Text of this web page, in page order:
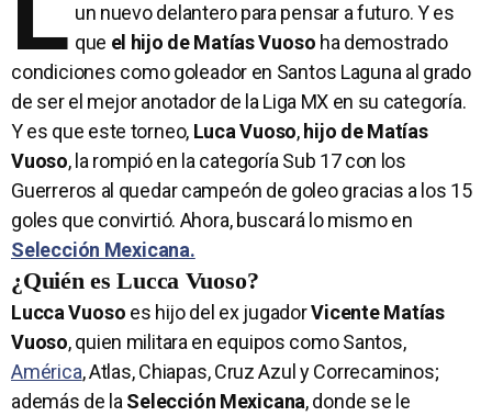
un nuevo delantero para pensar a futuro. Y es
que el hijo de Matías Vuoso ha demostrado
condiciones como goleador en Santos Laguna al grado
de ser el mejor anotador de la Liga MX en su categoría.
Y es que este torneo, Luca Vuoso, hijo de Matías
Vuoso, la rompió en la categoría Sub 17 con los
Guerreros al quedar campeón de goleo gracias a los 15
goles que convirtió. Ahora, buscará lo mismo en
Selección Mexicana.
¿Quién es Lucca Vuoso?
Lucca Vuoso es hijo del ex jugadorVicente Matías
Vuoso, quien militara en equipos como Santos,
América, Atlas, Chiapas, Cruz Azul y Correcaminos;
además de laSelección Mexicana, donde se le